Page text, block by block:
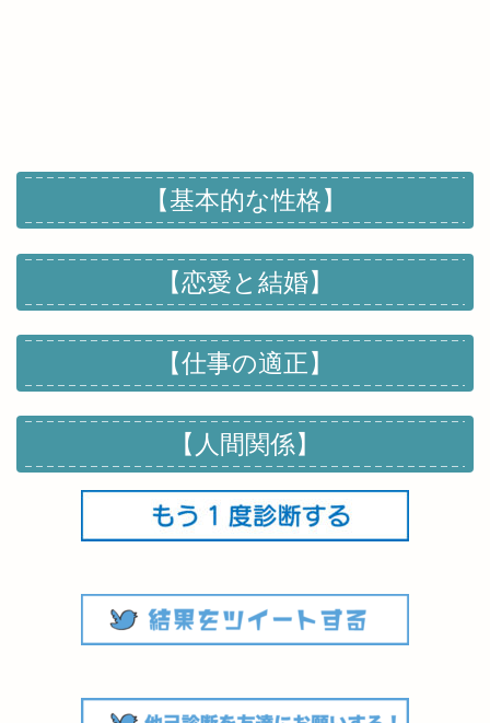
【基本的な性格】
【恋愛と結婚】
【仕事の適正】
【人間関係】